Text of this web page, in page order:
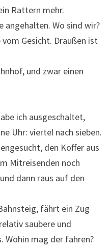
Rattern mehr.
angehalten. Wo sind wir?
Gesicht. Draußen ist
und zwar einen
ich ausgeschaltet,
Uhr: viertel nach sieben.
den Koffer aus
Mitreisenden noch
dann raus auf den
fährt ein Zug
saubere und
Wohin mag der fahren?